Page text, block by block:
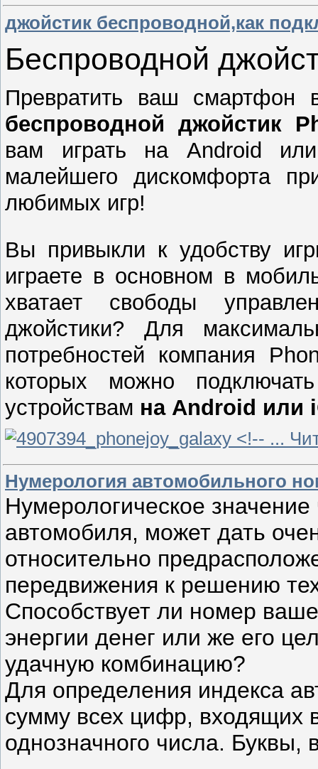
джойстик беспроводной,как
Беспроводной
Превратить ваш смартфон
беспроводной джойстик
вам играть на Android
малейшего дискомфорта
любимых игр!
Вы привыкли к удобству
играете в основном в
хватает свободы
джойстики? Для
потребностей компания
которых можно
устройствам на Android или
...
Нумерология автомобильного
Нумерологическое
автомобиля, может дать
относительно
передвижения к решению
Способствует ли номер
энергии денег или же его
удачную комбинацию?
Для определения индекса
сумму всех цифр, входящих
однозначного числа.